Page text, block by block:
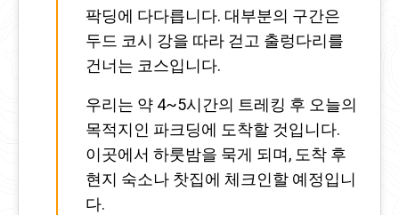
팍딩에 다다릅니다. 대부분의 구간은
두드 코시 강을 따라 걷고 출렁다리를
건너는 코스입니다.
우리는 약 4~5시간의 트레킹 후 오늘의
목적지인 파크딩에 도착할 것입니다.
이곳에서 하룻밤을 묵게 되며, 도착 후
현지 숙소나 찻집에 체크인할 예정입니
다.